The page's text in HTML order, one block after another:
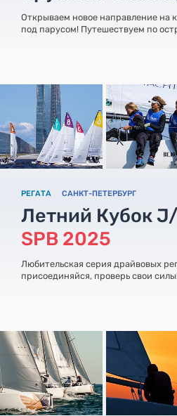
Открываем новое направление на
под парусом! Путешествуем по
РЕГАТА САНКТ-ПЕТЕРБУРГ
Летний Кубок
SPB 2025
Любительская серия драйвовых
присоединяйся, проверь свои